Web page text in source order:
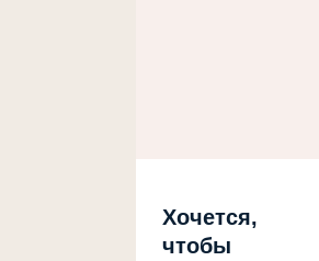
Хочется,
чтобы